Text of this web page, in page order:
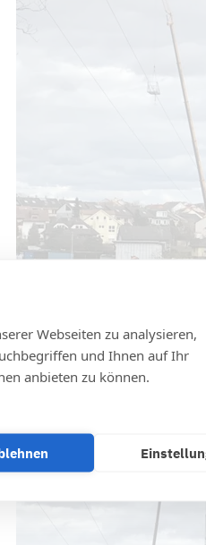
Webseiten zu analysieren,
und Ihnen auf Ihr
anbieten zu können.